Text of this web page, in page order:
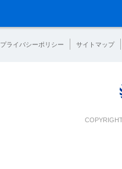
プライバシーポリシー サイトマップ